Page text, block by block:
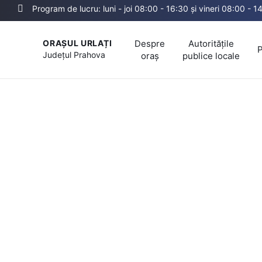
Program de lucru: luni - joi 08:00 - 16:30 și vineri 08:00 -
ORAȘUL URLAȚI
Județul Prahova
Despre
oraș
Autoritățile
publice locale